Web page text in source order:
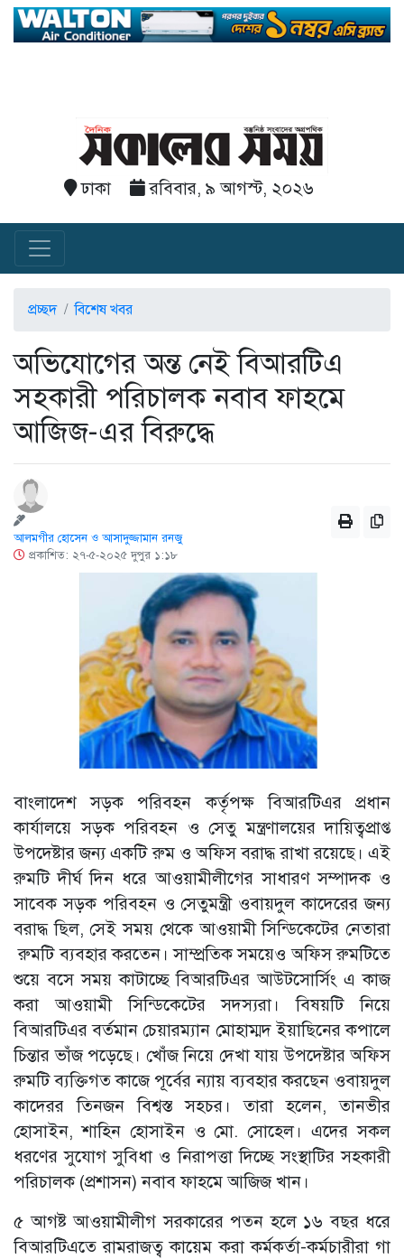
ঢাকা রবিবার, ৯ আগস্ট, ২০২৬
প্রচ্ছদ বিশেষ খবর
অভিযোগের অন্ত নেই বিআরটিএ
সহকারী পরিচালক নবাব ফাহমে
আজিজ-এর বিরুদ্ধে
আলমগীর হোসেন ও আসাদুজ্জামান রনজু
প্রকাশিত: ২৭-৫-২০২৫ দুপুর ১:১৮
বাংলাদেশ সড়ক পরিবহন কর্তৃপক্ষ বিআরটিএর প্রধান
কার্যালয়ে সড়ক পরিবহন ও সেতু মন্ত্রণালয়ের দায়িত্বপ্রাপ্ত
উপদেষ্টার জন্য একটি রুম ও অফিস বরাদ্ধ রাখা রয়েছে। এই
রুমটি দীর্ঘ দিন ধরে আওয়ামীলীগের সাধারণ সম্পাদক ও
সাবেক সড়ক পরিবহন ও সেতুমন্ত্রী ওবায়দুল কাদেরের জন্য
বরাদ্ধ ছিল, সেই সময় থেকে আওয়ামী সিন্ডিকেটের নেতারা
রুমটি ব্যবহার করতেন। সাম্প্রতিক সময়েও অফিস রুমটিতে
শুয়ে বসে সময় কাটাচ্ছে বিআরটিএর আউটসোর্সিং এ কাজ
করা আওয়ামী সিন্ডিকেটের সদস্যরা। বিষয়টি নিয়ে
বিআরটিএর বর্তমান চেয়ারম্যান মোহাম্মদ ইয়াছিনের কপালে
চিন্তার ভাঁজ পড়েছে। খোঁজ নিয়ে দেখা যায় উপদেষ্টার অফিস
রুমটি ব্যক্তিগত কাজে পূর্বের ন্যায় ব্যবহার করছেন ওবায়দুল
কাদেরর তিনজন বিশ্বস্ত সহচর। তারা হলেন, তানভীর
হোসাইন, শাহিন হোসাইন ও মো. সোহেল। এদের সকল
ধরণের সুযোগ সুবিধা ও নিরাপত্তা দিচ্ছে সংস্থাটির সহকারী
পরিচালক (প্রশাসন) নবাব ফাহমে আজিজ খান।
৫ আগষ্ট আওয়ামীলীগ সরকারের পতন হলে ১৬ বছর ধরে
বিআরটিএতে রামরাজত্ব কায়েম করা কর্মকর্তা-কর্মচারীরা গা